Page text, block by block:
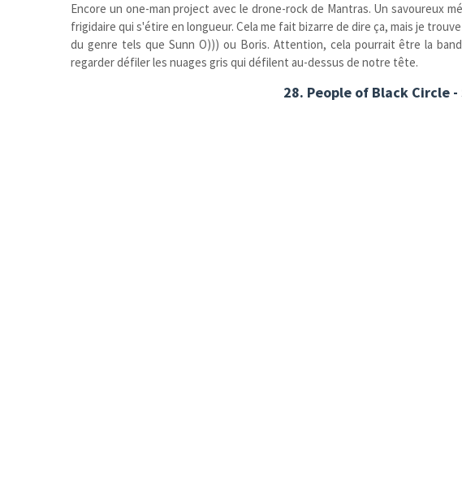
Encore un one-man project avec le drone-rock de Mantras. Un savoureux
frigidaire qui s'étire en longueur. Cela me fait bizarre de dire ça, mais je
du genre tels que Sunn O))) ou Boris. Attention, cela pourrait être la
regarder défiler les nuages gris qui défilent au-dessus de notre tête.
28. People of Black Circle -